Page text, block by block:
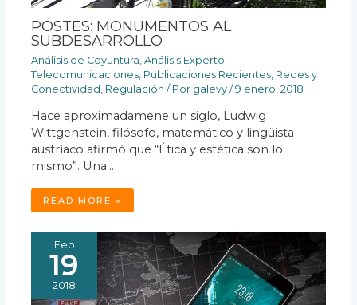
POSTES: MONUMENTOS AL
SUBDESARROLLO
Análisis de Coyuntura ,Análisis Experto
Telecomunicaciones Publicaciones Recientes Redes y
Conectividad Regulación / Por galevy/9 enero, 2018
Hace aproximadamene un siglo, Ludwig
Wittgenstein, filósofo, matemático y lingüista
austríaco afirmó que “Ética y estética son lo
mismo”. Una…
READ MORE »
Feb
19
2018